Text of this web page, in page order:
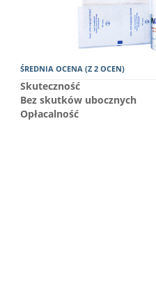
ŚREDNIA OCENA (Z 2 OCEN)
Skuteczność
Bez skutków ubocznych
Opłacalność